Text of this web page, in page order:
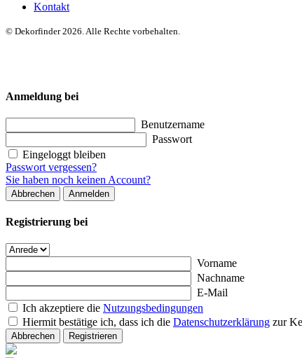
Kontakt
© Dekorfinder 2026. Alle Rechte vorbehalten.
Anmeldung bei
Benutzername
Passwort
Eingeloggt bleiben
Passwort vergessen?
Sie haben noch keinen Account?
Abbrechen Anmelden
Registrierung bei
Vorname
Nachname
E-Mail
Ich akzeptiere die Nutzungsbedingungen
Hiermit bestätige ich, dass ich die Datenschutzerklärung zur
Abbrechen Registrieren